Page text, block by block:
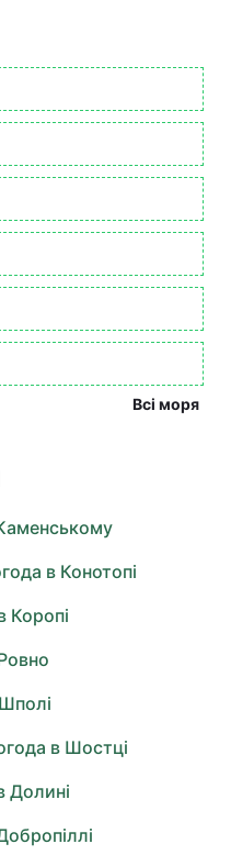
Всі моря
в Конотопі
Коропі
в Шостці
Долині